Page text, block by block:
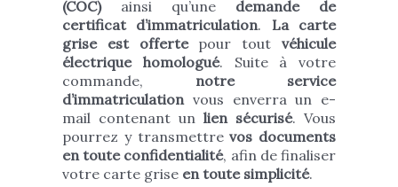
(COC)ainsi qu’une demande de
certificat d’immatriculation. La carte
grise est offertepour toutvéhicule
électrique homologué. Suite à votre
commande, notre service
d’immatriculationvous enverra un e-
mail contenant un lien sécurisé. Vous
pourrez y transmettrevos documents
en toute confidentialité, afin de finaliser
votre carte grise en toute simplicité.